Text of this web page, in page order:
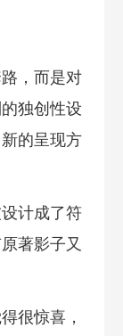
，而是对
独创性设
的呈现方
计成了符
著影子又
很惊喜，